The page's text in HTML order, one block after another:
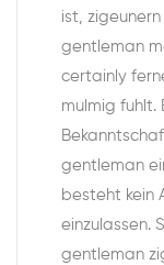
ist,
gentleman
certainly
mulmig fuhlt.
gentleman
besteht kein
einzulassen.
gentleman